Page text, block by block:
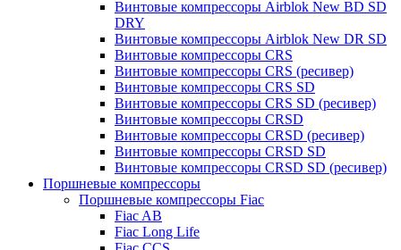
Винтовые компрессоры Airblok New BD SD
DRY
Винтовые компрессоры Airblok New DR SD
Винтовые компрессоры CRS
Винтовые компрессоры CRS (ресивер)
Винтовые компрессоры CRS SD
Винтовые компрессоры CRS SD (ресивер)
Винтовые компрессоры CRSD
Винтовые компрессоры CRSD (ресивер)
Винтовые компрессоры CRSD SD
Винтовые компрессоры CRSD SD (ресивер)
Поршневые компрессоры
Поршневые компрессоры Fiac
Fiac AB
Fiac Long Life